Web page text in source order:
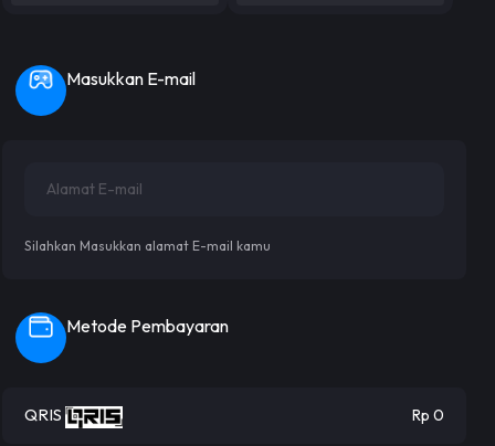
Masukkan E-mail
Silahkan Masukkan alamat E-mail kamu
Metode Pembayaran
QRIS Rp 0